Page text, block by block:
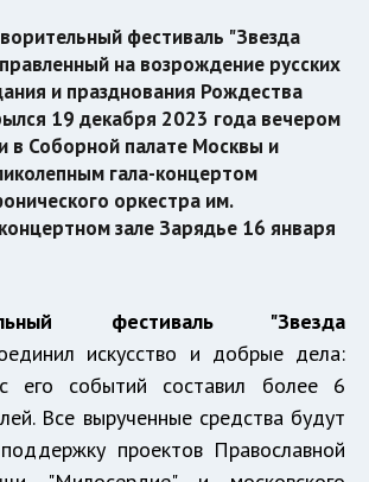
фестиваль "Звезда
на возрождение русских
и празднования Рождества
19 декабря 2023 года вечером
в Соборной палате Москвы и
гала-концертом
оркестра им.
зале Зарядье 16 января
фестиваль "Звезда
искусство и добрые дела:
его событий составил более 6
Все вырученные средства будут
проектов Православной